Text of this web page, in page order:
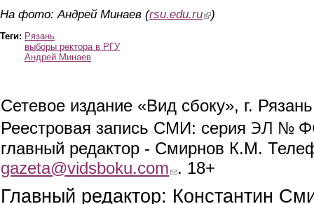
На фото: Андрей Минаев (rsu.edu.ru(link is external)
)
Теги: Рязань
выборы ректора в РГУ
Андрей Минаев
Сетевое издание «Вид сбоку», г.
Реестровая запись СМИ: серия ЭЛ №
главный редактор - Смирнов К.М.
gazeta@vidsboku.com (link sends e-mail)
. 18+
Главный редактор: Константин